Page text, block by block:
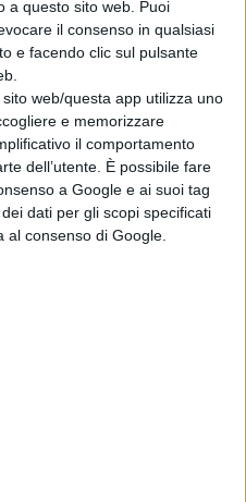
a questo sito web. Puoi
il consenso in qualsiasi
e facendo clic sul pulsante
web/questa app utilizza uno
e memorizzare
il comportamento
dell’utente. È possibile fare
a Google e ai suoi tag
dati per gli scopi specificati
consenso di Google.
2022in